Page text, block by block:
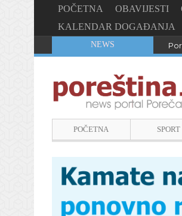
POČETNA OBAVIJESTI
KALENDAR DOGAĐANJA
NEWS
POČETNA SPORT